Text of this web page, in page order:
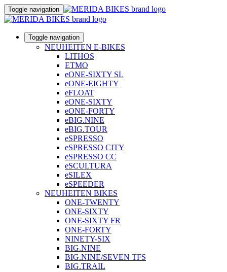
Toggle navigation
Toggle navigation
NEUHEITEN E-BIKES
LITHOS
ETMO
eONE-SIXTY SL
eONE-EIGHTY
eFLOAT
eONE-SIXTY
eONE-FORTY
eBIG.NINE
eBIG.TOUR
eSPRESSO
eSPRESSO CITY
eSPRESSO CC
eSCULTURA
eSILEX
eSPEEDER
NEUHEITEN BIKES
ONE-TWENTY
ONE-SIXTY
ONE-SIXTY FR
ONE-FORTY
NINETY-SIX
BIG.NINE
BIG.NINE/SEVEN TFS
BIG.TRAIL